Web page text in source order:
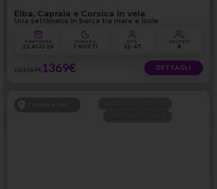
Elba, Capraia e Corsica in vela
Una settimana in barca tra mare e isole
PARTENZA
22 AGO 26
DURATA
7 NOTTI
ETÀ
32-47
GRUPPO
8
DA1469€1369€ DETTAGLI
Costiera Amalfitana